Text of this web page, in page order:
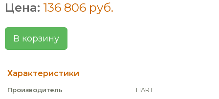
Цена: 136 806 руб.
В корзину
Характеристики
Производитель
HART